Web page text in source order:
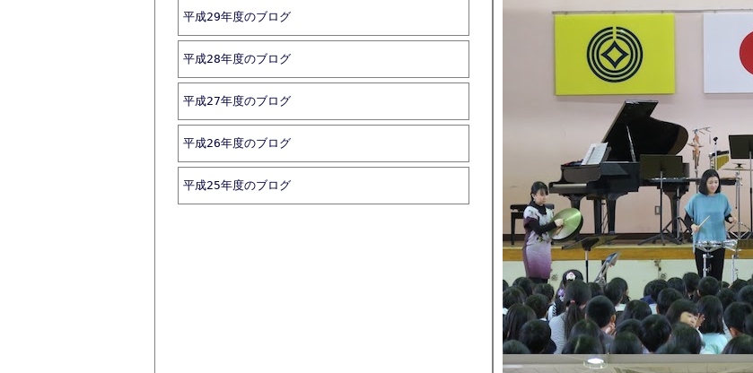
平成29年度のブログ
平成28年度のブログ
平成27年度のブログ
平成26年度のブログ
平成25年度のブログ